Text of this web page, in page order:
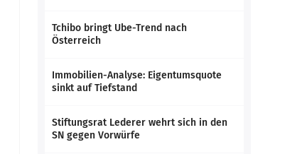
Tchibo bringt Ube-Trend nach
Österreich
Immobilien-Analyse: Eigentumsquote
sinkt auf Tiefstand
Stiftungsrat Lederer wehrt sich in den
SN gegen Vorwürfe